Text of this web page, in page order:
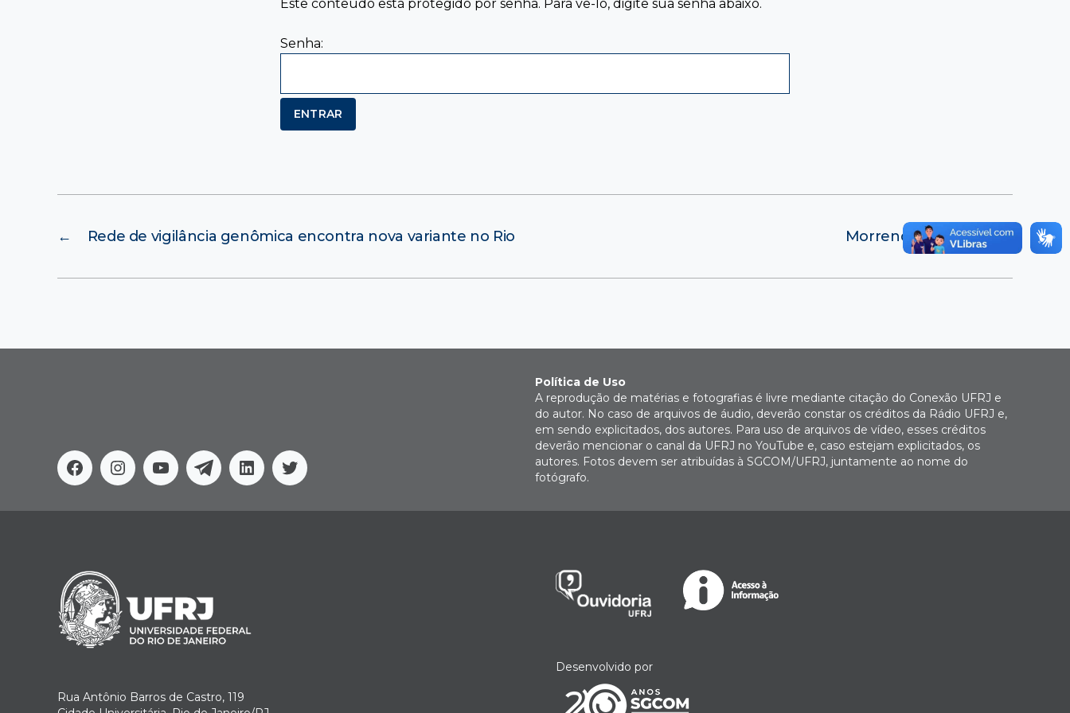
Este conteúdo está protegido por senha. Para vê-lo, digite sua senha abaixo.
Senha:
← Rede de vigilância genômica encontra nova variante no Rio →
Morrendo de Brasil
FacebookInstagram
YoutubeTelegramLinkedinTwitter
Política de Uso
A reprodução de matérias e fotografias é livre mediante citação do Conexão UFRJ e
do autor. No caso de arquivos de áudio, deverão constar os créditos da Rádio UFRJ e,
em sendo explicitados, dos autores. Para uso de arquivos de vídeo, esses créditos
deverão mencionar o canal da UFRJ no YouTube e, caso estejam explicitados, os
autores. Fotos devem ser atribuídas à SGCOM/UFRJ, juntamente ao nome do
fotógrafo.
Rua Antônio Barros de Castro, 119
Desenvolvido por